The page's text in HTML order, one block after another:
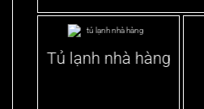
Tủ lạnh nhà hàng